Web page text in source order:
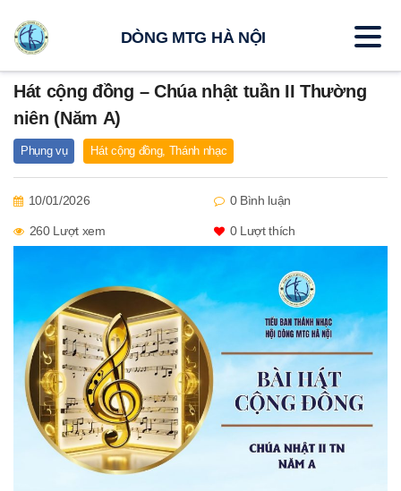
Hát cộng đồng – Chúa nhật tuần II Thường
niên (Năm A)
Phụng vụ Hát cộng đồng, Thánh nhạc
10/01/2026 0 Bình luận
260 Lượt xem 0Lượt thích
DÒNG MTG HÀ NỘI